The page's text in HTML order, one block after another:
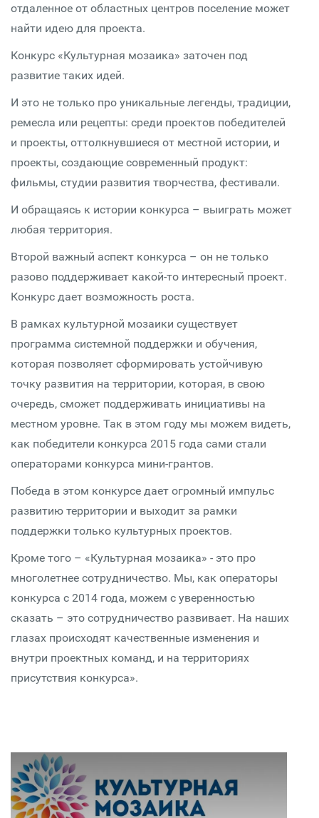
отдаленное от областных центров поселение может
найти идею для проекта.
Конкурс «Культурная мозаика» заточен под
развитие таких идей.
И это не только про уникальные легенды, традиции,
ремесла или рецепты: среди проектов победителей
и проекты, оттолкнувшиеся от местной истории, и
проекты, создающие современный продукт:
фильмы, студии развития творчества, фестивали.
И обращаясь к истории конкурса – выиграть может
любая территория.
Второй важный аспект конкурса – он не только
разово поддерживает какой-то интересный проект.
Конкурс дает возможность роста.
В рамках культурной мозаики существует
программа системной поддержки и обучения,
которая позволяет сформировать устойчивую
точку развития на территории, которая, в свою
очередь, сможет поддерживать инициативы на
местном уровне. Так в этом году мы можем видеть,
как победители конкурса 2015 года сами стали
операторами конкурса мини-грантов.
Победа в этом конкурсе дает огромный импульс
развитию территории и выходит за рамки
поддержки только культурных проектов.
Кроме того – «Культурная мозаика» - это про
многолетнее сотрудничество. Мы, как операторы
конкурса с 2014 года, можем с уверенностью
сказать – это сотрудничество развивает. На наших
глазах происходят качественные изменения и
внутри проектных команд, и на территориях
присутствия конкурса».